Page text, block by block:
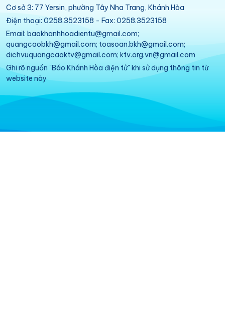
Cơ sở 3: 77 Yersin, phường Tây Nha Trang, Khánh Hòa
Điện thoại: 0258.3523158 - Fax: 0258.3523158
Email: baokhanhhoadientu@gmail.com;
quangcaobkh@gmail.com; toasoan.bkh@gmail.com;
dichvuquangcaoktv@gmail.com; ktv.org.vn@gmail.com
Ghi rõ nguồn "Báo Khánh Hòa điện tử" khi sử dụng thông tin từ
website này